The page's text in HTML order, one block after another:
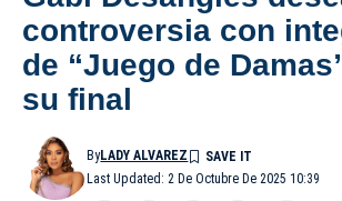
controversia con
de “Juego de
su final
Last Updated: 2 De Octubre De 2025 10:39
ByLADY ALVAREZ